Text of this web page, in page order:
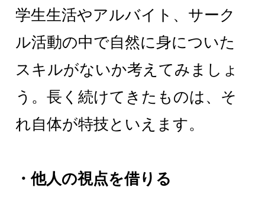
学生生活やアルバイト、サーク
ル活動の中で自然に身についた
スキルがないか考えてみましょ
う。長く続けてきたものは、そ
れ自体が特技といえます。
・他人の視点を借りる